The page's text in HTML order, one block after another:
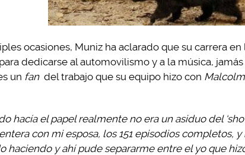
ocasiones, Muniz ha aclarado que su carrera
dedicarse al automovilismo y a la música,
un fan del trabajo que su equipo hizo con
hacía el papel realmente no era un asiduo del
con mi esposa, los 151 episodios completos,
haciendo y ahí pude separarme entre el yo que